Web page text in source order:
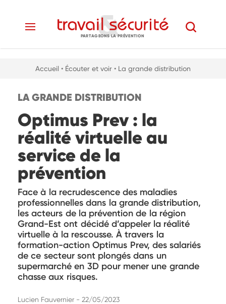
PARTAGEONS LA PRÉVENTION
Accueil • Écouter et voir • La grande distribution
LA GRANDE DISTRIBUTION
Optimus Prev : la
réalité virtuelle au
service de la
prévention
Face à la recrudescence des maladies
professionnelles dans la grande distribution,
les acteurs de la prévention de la région
Grand-Est ont décidé d’appeler la réalité
virtuelle à la rescousse. À travers la
formation-action Optimus Prev, des salariés
de ce secteur sont plongés dans un
supermarché en 3D pour mener une grande
chasse aux risques.
Lucien Fauvernier - 22/05/2023